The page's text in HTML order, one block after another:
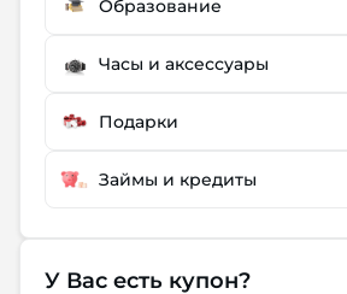
Образование
Часы и аксессуары
Подарки
Займы и кредиты
У Вас есть купон?